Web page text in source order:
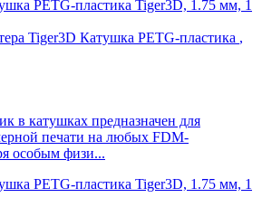
Tiger3D Катушка PETG-пластика ,
в катушках предназначен для
печати на любых FDM-
особым физи...